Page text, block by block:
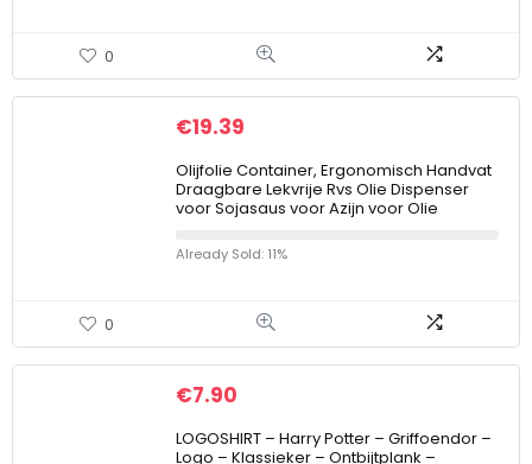
0
€19.39
Olijfolie Container, Ergonomisch Handvat
Draagbare Lekvrije Rvs Olie Dispenser
voor Sojasaus voor Azijn voor Olie
Already Sold: 11%
0
€7.90
LOGOSHIRT – Harry Potter – Griffoendor –
Logo – Klassieker – Ontbijtplank –